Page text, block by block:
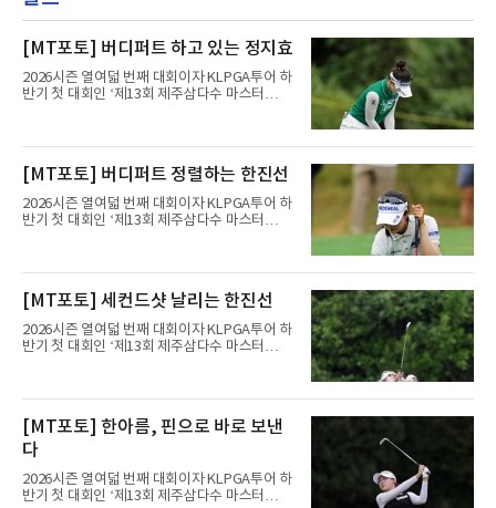
[MT포토] 버디퍼트 하고 있는 정지효
2026시즌 열여덟 번째 대회이자 KLPGA투어 하
반기 첫 대회인 ‘제13회 제주삼다수 마스터
트(파72/6,767야드)에서 열리고 있다.8일 현재
3라운드 경기가 펼쳐지고 있다.정지효가 1번 홀
에서 경기하고 있다.
[MT포토] 버디퍼트 정렬하는 한진선
2026시즌 열여덟 번째 대회이자 KLPGA투어 하
반기 첫 대회인 ‘제13회 제주삼다수 마스터
트(파72/6,767야드)에서 열리고 있다.8일 현재
3라운드 경기가 펼쳐지고 있다.한진선이 1번 홀
에서 경기하고 있다.
[MT포토] 세컨드샷 날리는 한진선
2026시즌 열여덟 번째 대회이자 KLPGA투어 하
반기 첫 대회인 ‘제13회 제주삼다수 마스터
트(파72/6,767야드)에서 열리고 있다.8일 현재
3라운드 경기가 펼쳐지고 있다.한진선이 1번 홀
에서 경기하고 있다.
[MT포토] 한아름, 핀으로 바로 보낸
다
2026시즌 열여덟 번째 대회이자 KLPGA투어 하
반기 첫 대회인 ‘제13회 제주삼다수 마스터